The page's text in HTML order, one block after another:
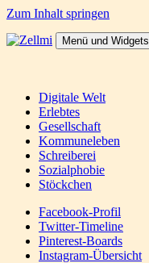
Zum Inhalt springen
Menü und Widgets
Digitale Welt
Erlebtes
Gesellschaft
Kommuneleben
Schreiberei
Sozialphobie
Stöckchen
Facebook-Profil
Twitter-Timeline
Pinterest-Boards
Instagram-Übersicht